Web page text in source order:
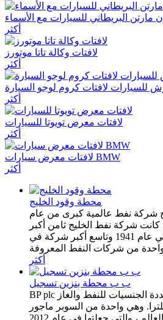
مارتن البريطاني للسيارات مع الأسماء
أكثر
لافتات وكالة تاتا موتورز
أكثر
للسيارات لافتات كروم لوجو السيارة
أكثر
لافتات معرض تويوتا للسيارات
أكثر
لافتات معرض سيارات BMW
أكثر
محطة وقود الخليج
شركة نفط عالمية كبرى من عام
حتى 15 مارس 1985. كانت شركة نفط الخليج ثامن أكبر
شركة تصنيع أمريكية في عام 1941 وتاسع أكبر شركة في
أكثر
ب ب محطة بنزين تسجيل
BP plc هي شركة بريطانية متعددة الجنسيات للنفط والغاز
وهي واحدة من السوبر ماجور
السبعة للنفط والغاز في العالم ، والتي جعلتها في عام 2012